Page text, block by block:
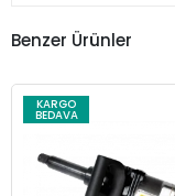
Benzer Ürünler
KARGO
BEDAVA